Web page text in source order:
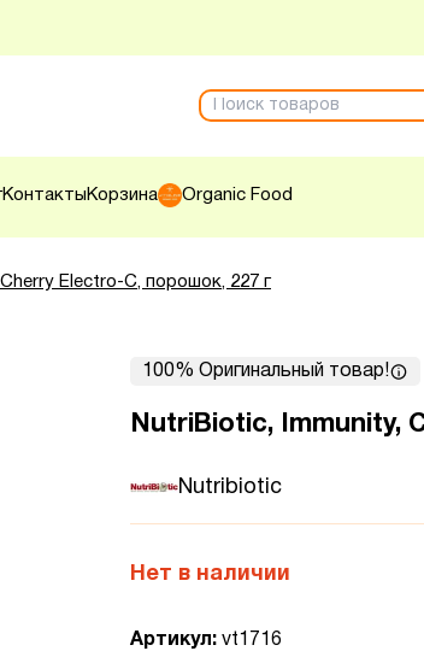
Контакты Корзина Organic Food
Electro-C, порошок, 227 г
100% Оригинальный товар!
NutriBiotic, Immunity,
Nutribiotic
Нет в наличии
Артикул: vt1716